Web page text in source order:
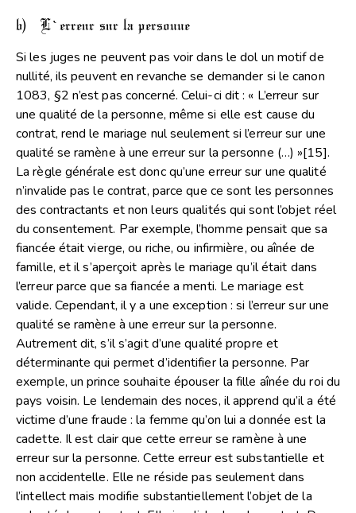
b) L’erreur sur la personne
Si les juges ne peuvent pas voir dans le dol un motif de
nullité, ils peuvent en revanche se demander si le canon
1083, §2 n’est pas concerné. Celui-ci dit : « L’erreur sur
une qualité de la personne, même si elle est cause du
contrat, rend le mariage nul seulement si l’erreur sur une
qualité se ramène à une erreur sur la personne (…) »[15].
La règle générale est donc qu’une erreur sur une qualité
n’invalide pas le contrat, parce que ce sont les personnes
des contractants et non leurs qualités qui sont l’objet réel
du consentement. Par exemple, l’homme pensait que sa
fiancée était vierge, ou riche, ou infirmière, ou aînée de
famille, et il s’aperçoit après le mariage qu’il était dans
l’erreur parce que sa fiancée a menti. Le mariage est
valide. Cependant, il y a une exception : si l’erreur sur une
qualité se ramène à une erreur sur la personne.
Autrement dit, s’il s’agit d’une qualité propre et
déterminante qui permet d’identifier la personne. Par
exemple, un prince souhaite épouser la fille aînée du roi du
pays voisin. Le lendemain des noces, il apprend qu’il a été
victime d’une fraude : la femme qu’on lui a donnée est la
cadette. Il est clair que cette erreur se ramène à une
erreur sur la personne. Cette erreur est substantielle et
non accidentelle. Elle ne réside pas seulement dans
l’intellect mais modifie substantiellement l’objet de la